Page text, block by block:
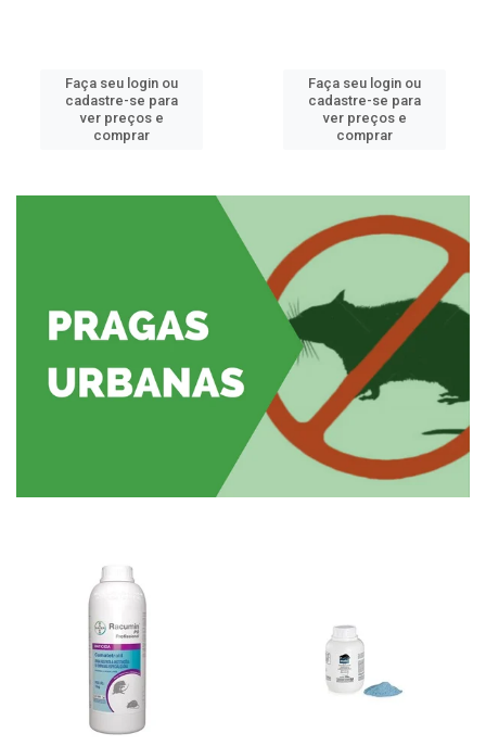
Faça seu login ou
cadastre-se para
ver preços e
comprar
Faça seu login ou
cadastre-se para
ver preços e
comprar